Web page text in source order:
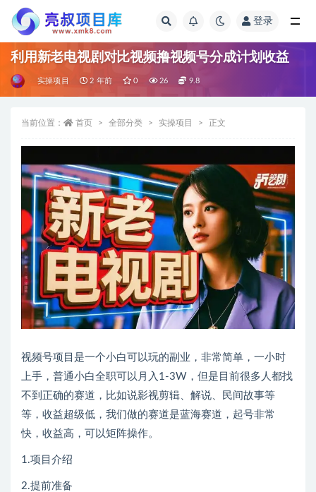
登录
利用新老电视剧对比视频撸视频号分成计划收益
实操项目 2 年前 0 26 9.8
当前位置： 首页 全部分类 实操项目 正文
视频号项目是一个小白可以玩的副业，非常简单，一小时
上手，普通小白全职可以月入1-3W，但是目前很多人都找
不到正确的赛道，比如说影视剪辑、解说、民间故事等
等，收益超级低，我们做的赛道是蓝海赛道，起号非常
快，收益高，可以矩阵操作。
1.项目介绍
2.提前准备